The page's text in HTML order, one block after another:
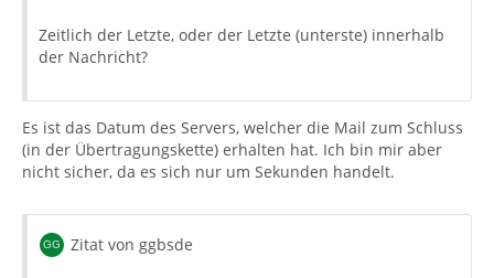
Zeitlich der Letzte, oder der Letzte (unterste) innerhalb
der Nachricht?
Es ist das Datum des Servers, welcher die Mail zum Schluss
(in der Übertragungskette) erhalten hat. Ich bin mir aber
nicht sicher, da es sich nur um Sekunden handelt.
Zitat von ggbsde